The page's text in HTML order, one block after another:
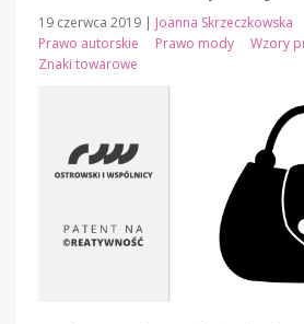
19 czerwca 2019 | Joanna Skrzeczkowska
Prawo autorskie
Prawo mody
Wzory
Znaki towarowe